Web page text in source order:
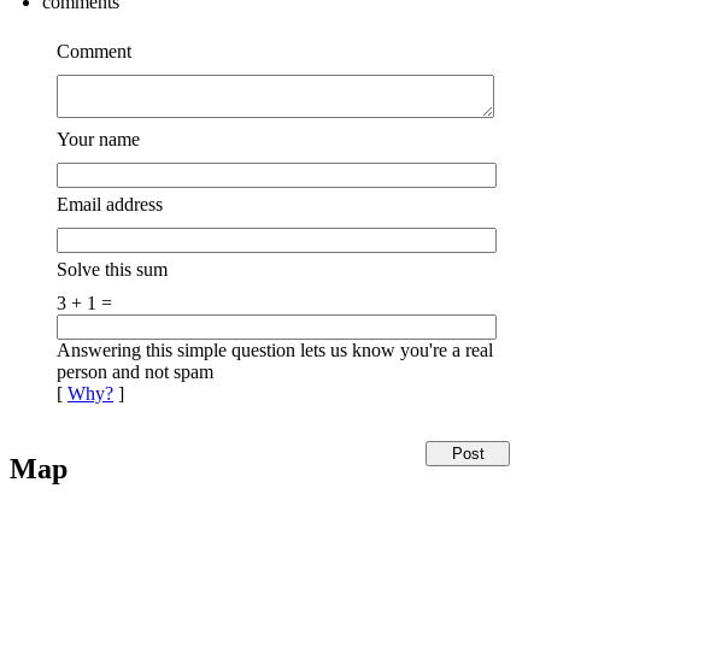
Comment
Your name
Email address
Solve this sum
3 + 1 =
Answering this simple question lets us know you're a real
person and not spam
[ Why? ]
Map